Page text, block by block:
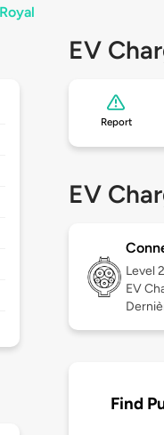
EV
Report
EV
Level 2
EV
Find